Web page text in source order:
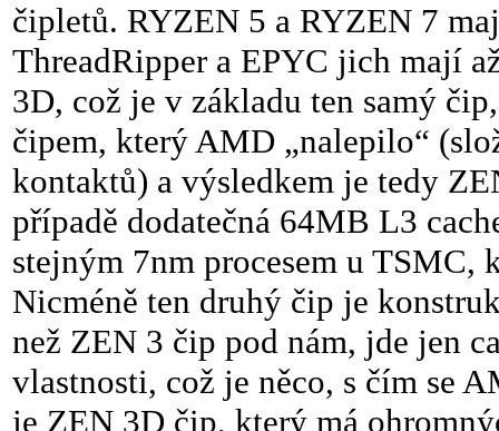
čipletů. RYZEN 5 a RYZEN 7
ThreadRipper a EPYC jich mají
3D, což je v základu ten samý
čipem, který AMD „nalepilo“
kontaktů) a výsledkem je tedy
případě dodatečná 64MB L3
stejným 7nm procesem u TSMC,
Nicméně ten druhý čip je
než ZEN 3 čip pod nám, jde jen
vlastnosti, což je něco, s čím se
je ZEN 3D čip, který má